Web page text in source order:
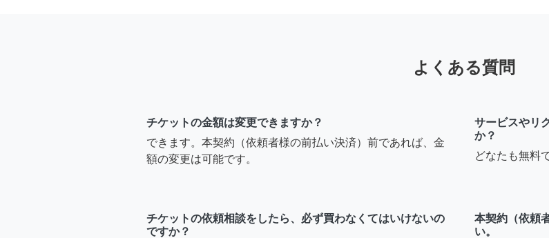
よくある質問
チケットの金額は変更できますか？
できます。本契約（依頼者様の前払い決済）前であれば、金
額の変更は可能です。
サービスやリ
か？
どなたも無料
チケットの依頼相談をしたら、必ず買わなくてはいけないの
ですか？
本契約（依頼
い。